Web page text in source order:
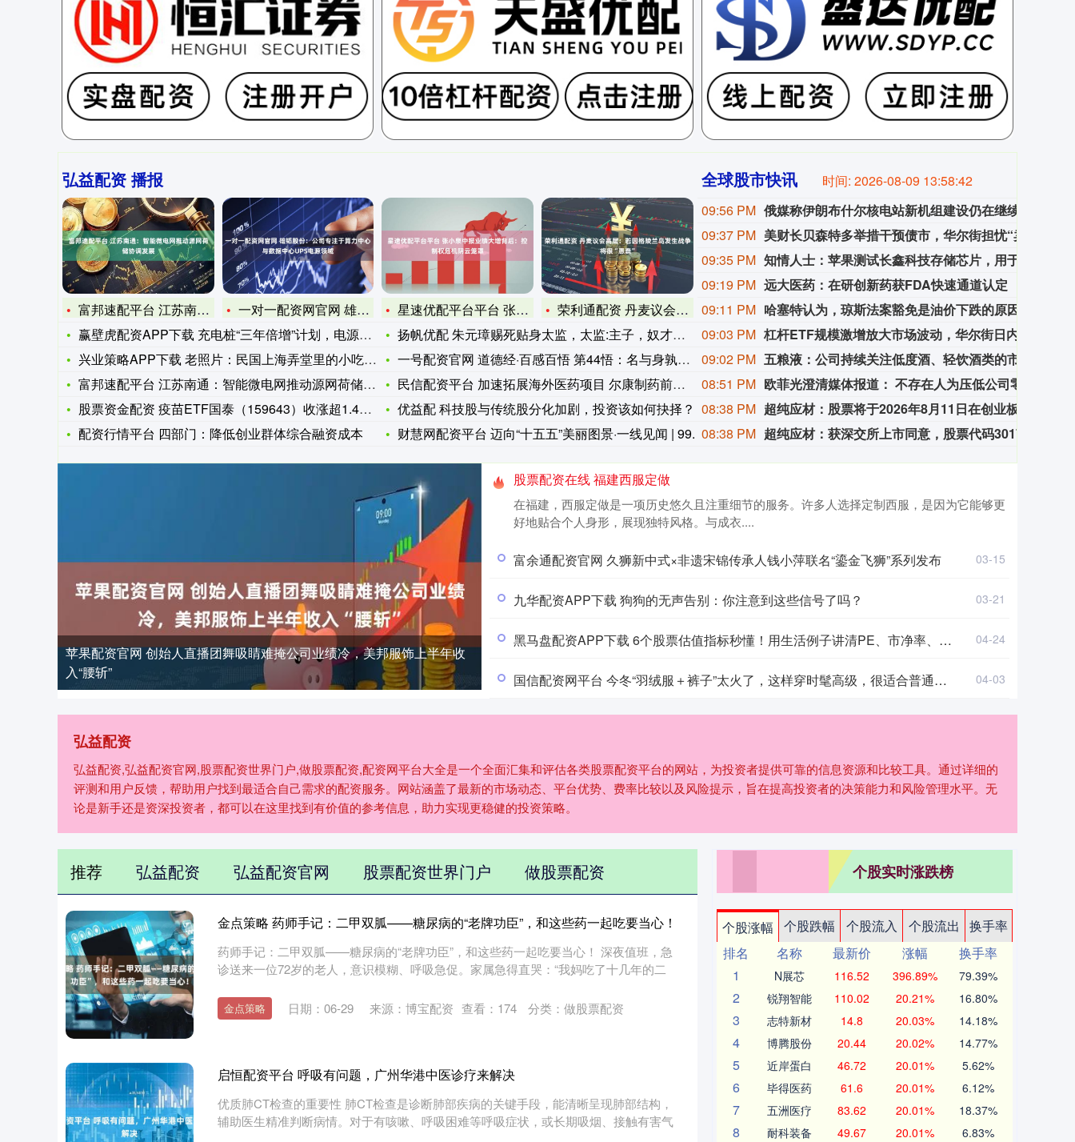
弘益配资 播报
富邦速配平台 江苏南通：智能微电网推动源网荷储协调发展
一对一配资网官网 雄韬股份：公司专注于算力中心与数据中心UP
赢壁虎配资APP下载 充电桩“三年倍增”计划，电源测试行业亦
兴业策略APP下载 老照片：民国上海弄堂里的小吃摊，卖什么来
富邦速配平台 江苏南通：智能微电网推动源网荷储协调发展
股票资金配资 疫苗ETF国泰（159643）收涨超1.4%，
配资行情平台 四部门：降低创业群体综合融资成本
星速优配平台平台 张小泉中报业绩大增背后：控制权危机阴云笼罩
荣利通配资 丹麦议会高层：若因格陵兰岛发生战争将很“愚蠢”
扬帆优配 朱元璋赐死贴身太监，太监:主子，奴才伺候您20年，
一号配资官网 道德经·百感百悟 第44悟：名与身孰亲，身与货
民信配资平台 加速拓展海外医药项目 尔康制药前三季度归母净利
优益配 科技股与传统股分化加剧，投资该如何抉择？
财慧网配资平台 迈向“十五五”美丽图景·一线见闻 | 99.
全球股市快讯 时间: 2026-08-09 13:58:44
09:56 PM 俄媒称伊朗布什尔核电站新机组建设仍在继续
09:37 PM
09:35 PM
09:19 PM 远大医药：在研创新药获FDA快速通道认定
09:11 PM
09:03 PM
09:02 PM
08:51 PM
08:38 PM
08:38 PM
苹果配资官网 创始人直播团舞吸睛难掩公司业绩冷，美邦服饰上半年收
入“腰斩”
股票配资在线 福建西服定做
在福建，西服定做是一项历史悠久且注重细节的服务。许多人选择定制西服，是因为它能够更
好地贴合个人身形，展现独特风格。与成衣....
富余通配资官网 久狮新中式×非遗宋锦传承人钱小萍联名“鎏金飞狮”系列发布 03-15
九华配资APP下载 狗狗的无声告别：你注意到这些信号了吗？ 03-21
黑马盘配资APP下载 6个股票估值指标秒懂！用生活例子讲清PE、市净率、PEG到底啥意思 04-24
国信配资网平台 今冬“羽绒服＋裤子”太火了，这样穿时髦高级，很适合普通人借鉴 04-03
弘益配资
弘益配资,弘益配资官网,股票配资世界门户,做股票配资,配资网平台大全是一个全面汇集和评估各类股票配资平台的网站，为投资者提供可靠的信息资源和比较工具。通过详细的
评测和用户反馈，帮助用户找到最适合自己需求的配资服务。网站涵盖了最新的市场动态、平台优势、费率比较以及风险提示，旨在提高投资者的决策能力和风险管理水平。无
论是新手还是资深投资者，都可以在这里找到有价值的参考信息，助力实现更稳健的投资策略。
推荐 弘益配资 弘益配资官网 股票配资世界门户 做股票配资
金点策略 药师手记：二甲双胍——糖尿病的“老牌功臣”，和这些药一起吃要当心！
药师手记：二甲双胍——糖尿病的“老牌功臣”，和这些药一起吃要当心！ 深夜值班，急
诊送来一位72岁的老人，意识模糊、呼吸急促。家属急得直哭：“我妈吃了十几年的二
金点策略 日期：06-29 来源：博宝配资 查看： 174 分类： 做股票配资
启恒配资平台 呼吸有问题，广州华港中医诊疗来解决
优质肺CT检查的重要性 肺CT检查是诊断肺部疾病的关键手段，能清晰呈现肺部结构，
辅助医生精准判断病情。对于有咳嗽、呼吸困难等呼吸症状，或长期吸烟、接触有害气
个股实时涨跌榜
个股涨幅 个股跌幅 个股流入 个股流出
换手率
排名
名称 最新价 涨幅
换手率
1
N展芯 116.52 396.89% 79.39%
2 锐翔智能 110.02 20.21% 16.80%
3 志特新材 14.8 20.03% 14.18%
4 博腾股份 20.44 20.02% 14.77%
5 近岸蛋白 46.72 20.01% 5.62%
6 毕得医药 61.6 20.01% 6.12%
7 五洲医疗 83.62 20.01% 18.37%
8 耐科装备 49.67 20.01% 6.83%